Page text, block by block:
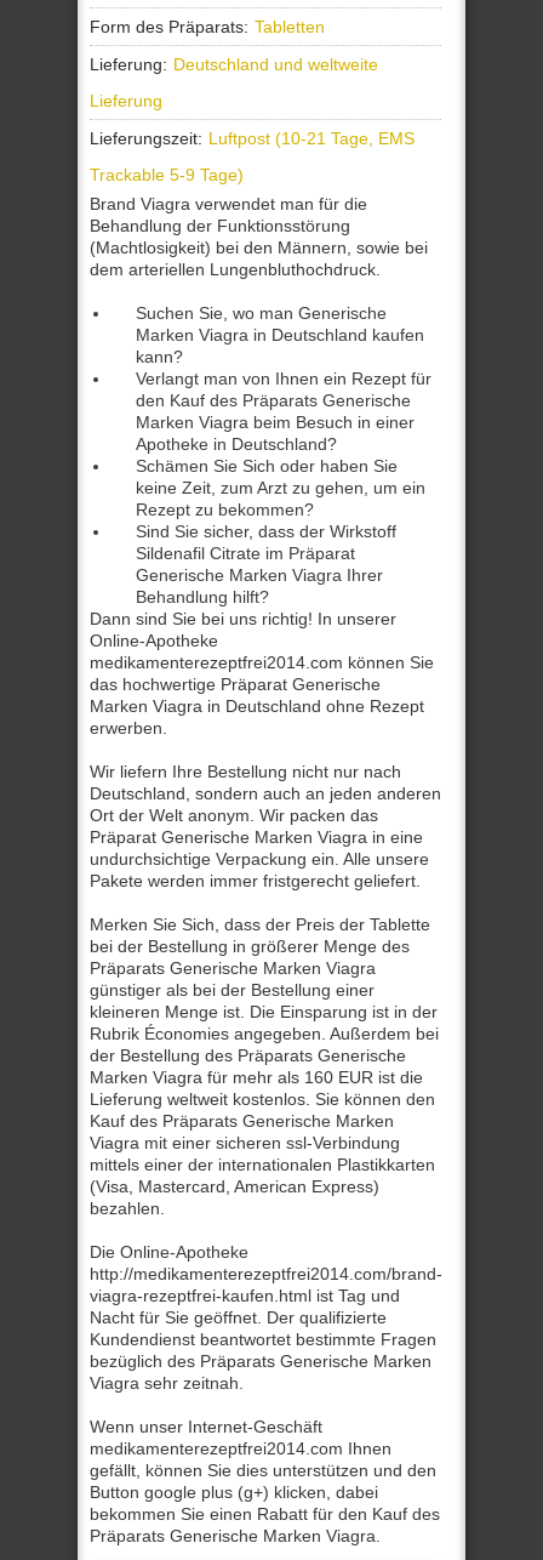
Form des Präparats: Tabletten
Lieferung: Deutschland und weltweite
Lieferung
Lieferungszeit: Luftpost (10-21 Tage, EMS
Trackable 5-9 Tage)
Brand Viagra verwendet man für die
Behandlung der Funktionsstörung
(Machtlosigkeit) bei den Männern, sowie bei
dem arteriellen Lungenbluthochdruck.
Suchen Sie, wo man Generische
Marken Viagra in Deutschland kaufen
kann?
Verlangt man von Ihnen ein Rezept für
den Kauf des Präparats Generische
Marken Viagra beim Besuch in einer
Apotheke in Deutschland?
Schämen Sie Sich oder haben Sie
keine Zeit, zum Arzt zu gehen, um ein
Rezept zu bekommen?
Sind Sie sicher, dass der Wirkstoff
Sildenafil Citrate im Präparat
Generische Marken Viagra Ihrer
Behandlung hilft?
Dann sind Sie bei uns richtig! In unserer
Online-Apotheke
medikamenterezeptfrei2014.com können Sie
das hochwertige Präparat Generische
Marken Viagra in Deutschland ohne Rezept
erwerben.
Wir liefern Ihre Bestellung nicht nur nach
Deutschland, sondern auch an jeden anderen
Ort der Welt anonym. Wir packen das
Präparat Generische Marken Viagra in eine
undurchsichtige Verpackung ein. Alle unsere
Pakete werden immer fristgerecht geliefert.
Merken Sie Sich, dass der Preis der Tablette
bei der Bestellung in größerer Menge des
Präparats Generische Marken Viagra
günstiger als bei der Bestellung einer
kleineren Menge ist. Die Einsparung ist in der
Rubrik Économies angegeben. Außerdem bei
der Bestellung des Präparats Generische
Marken Viagra für mehr als 160 EUR ist die
Lieferung weltweit kostenlos. Sie können den
Kauf des Präparats Generische Marken
Viagra mit einer sicheren ssl-Verbindung
mittels einer der internationalen Plastikkarten
(Visa, Mastercard, American Express)
bezahlen.
Die Online-Apotheke
http://medikamenterezeptfrei2014.com/brand-
viagra-rezeptfrei-kaufen.html ist Tag und
Nacht für Sie geöffnet. Der qualifizierte
Kundendienst beantwortet bestimmte Fragen
bezüglich des Präparats Generische Marken
Viagra sehr zeitnah.
Wenn unser Internet-Geschäft
medikamenterezeptfrei2014.com Ihnen
gefällt, können Sie dies unterstützen und den
Button google plus (g+) klicken, dabei
bekommen Sie einen Rabatt für den Kauf des
Präparats Generische Marken Viagra.